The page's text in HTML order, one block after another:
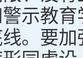
示教
。要